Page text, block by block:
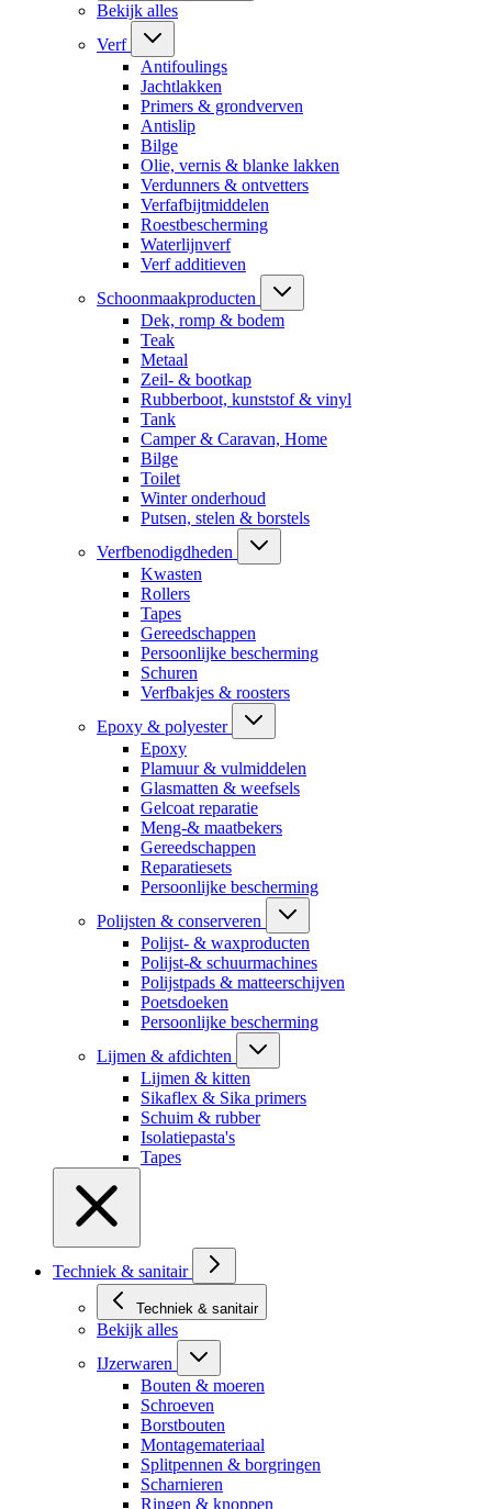
Bekijk alles
Verf
Antifoulings
Jachtlakken
Primers & grondverven
Antislip
Bilge
Olie, vernis & blanke lakken
Verdunners & ontvetters
Verfafbijtmiddelen
Roestbescherming
Waterlijnverf
Verf additieven
Schoonmaakproducten
Dek, romp & bodem
Teak
Metaal
Zeil- & bootkap
Rubberboot, kunststof & vinyl
Tank
Camper & Caravan, Home
Bilge
Toilet
Winter onderhoud
Putsen, stelen & borstels
Verfbenodigdheden
Kwasten
Rollers
Tapes
Gereedschappen
Persoonlijke bescherming
Schuren
Verfbakjes & roosters
Epoxy & polyester
Epoxy
Plamuur & vulmiddelen
Glasmatten & weefsels
Gelcoat reparatie
Meng-& maatbekers
Gereedschappen
Reparatiesets
Persoonlijke bescherming
Polijsten & conserveren
Polijst- & waxproducten
Polijst-& schuurmachines
Polijstpads & matteerschijven
Poetsdoeken
Persoonlijke bescherming
Lijmen & afdichten
Lijmen & kitten
Sikaflex & Sika primers
Schuim & rubber
Isolatiepasta's
Tapes
Techniek & sanitair
Techniek & sanitair
Bekijk alles
IJzerwaren
Bouten & moeren
Schroeven
Borstbouten
Montagemateriaal
Splitpennen & borgringen
Scharnieren
Ringen & knoppen